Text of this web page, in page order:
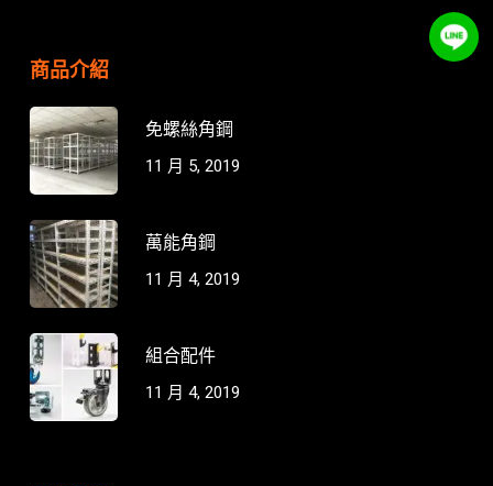
商品介紹
免螺絲角鋼
11 月 5, 2019
萬能角鋼
11 月 4, 2019
組合配件
11 月 4, 2019